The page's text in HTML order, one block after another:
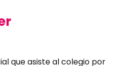
que asiste al colegio por